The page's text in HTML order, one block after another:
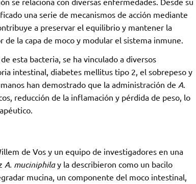
una serie de mecanismos de acción mediante
a preservar el equilibrio y mantener la
la capa de moco y modular el sistema inmune.
esta bacteria, se ha vinculado a diversos
intestinal, diabetes mellitus tipo 2, el sobrepeso y
han demostrado que la administración de A.
reducción de la inflamación y pérdida de peso, lo
de Vos y un equipo de investigadores en una
A. muciniphilay la describieron como un bacilo
mucina, un componente del moco intestinal,